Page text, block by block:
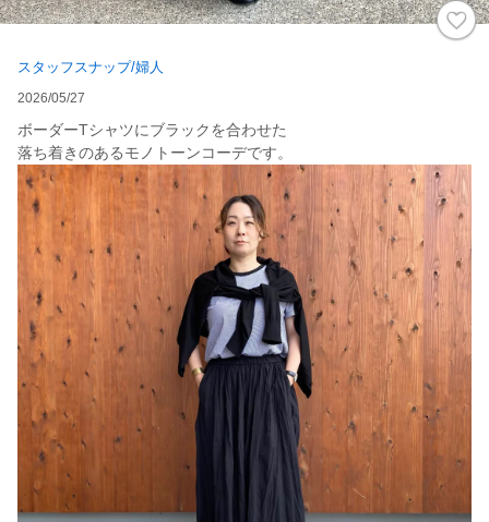
スタッフスナップ/婦人
2026/05/27
ボーダーTシャツにブラックを合わせた
落ち着きのあるモノトーンコーデです。